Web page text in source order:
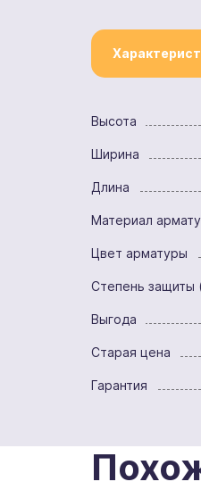
Высота
Ширина
Длина
Материал
Цвет арматуры
Степень защиты
Выгода
Старая цена
Гарантия